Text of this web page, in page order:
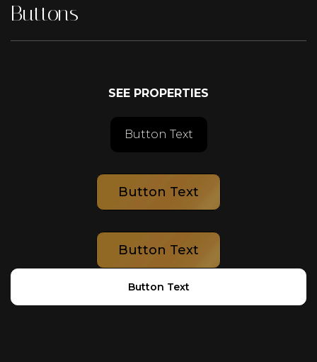
Buttons
SEE PROPERTIES
Button Text
Button Text
Button Text
Button Text